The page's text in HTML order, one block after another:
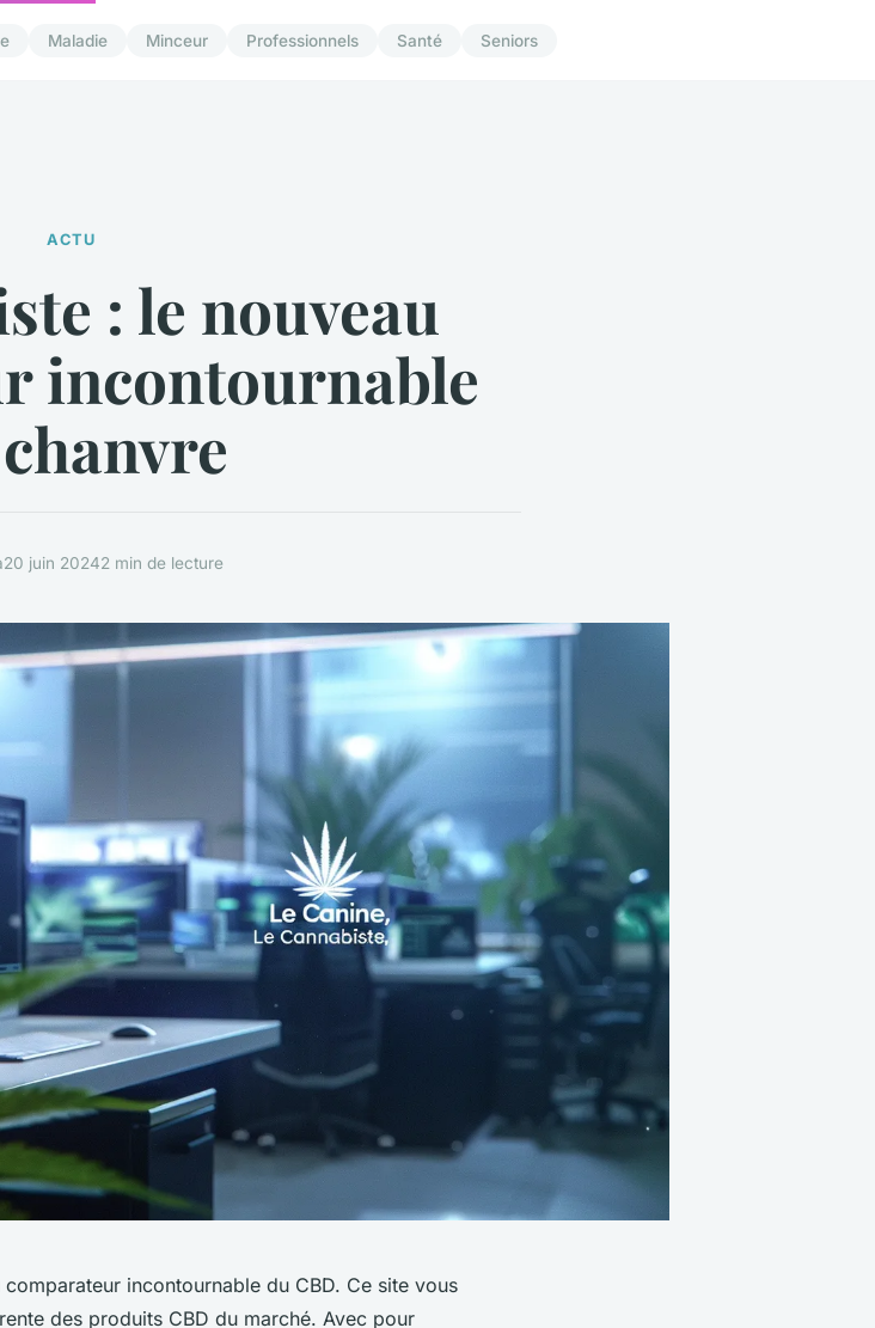
Maladie Minceur Professionnels Santé Seniors
ACTU
: le nouveau
incontournable
20 juin 20242 min de lecture
incontournable du CBD. Ce site vous
des produits CBD du marché. Avec pour